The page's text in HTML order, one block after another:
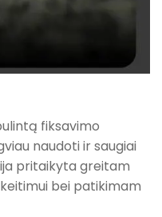
fiksavimo
naudoti ir saugiai
pritaikyta greitam
bei patikimam